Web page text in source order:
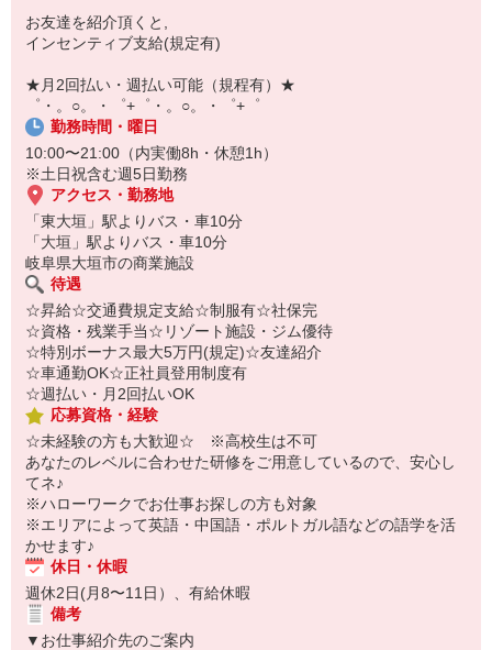
【スマホ面接実施中】
￣￣￣￣￣￣￣￣￣
自宅に居ながらスマホでカンタン面接OK！
オンライン面談なのでスピード対応。
お友達を紹介頂くと,
インセンティブ支給(規定有)
★月2回払い・週払い可能（規程有）★
゜・。○。・゜+゜・。○。・゜+゜
勤務時間・曜日
10:00〜21:00（内実働8h・休憩1h）
※土日祝含む週5日勤務
アクセス・勤務地
「東大垣」駅よりバス・車10分
「大垣」駅よりバス・車10分
岐阜県大垣市の商業施設
待遇
☆昇給☆交通費規定支給☆制服有☆社保完
☆資格・残業手当☆リゾート施設・ジム優待
☆特別ボーナス最大5万円(規定)☆友達紹介
☆車通勤OK☆正社員登用制度有
☆週払い・月2回払いOK
応募資格・経験
☆未経験の方も大歓迎☆ ※高校生は不可
あなたのレベルに合わせた研修をご用意しているので、安心し
てネ♪
※ハローワークでお仕事お探しの方も対象
※エリアによって英語・中国語・ポルトガル語などの語学を活
かせます♪
休日・休暇
週休2日(月8〜11日）、有給休暇
備考
▼お仕事紹介先のご案内